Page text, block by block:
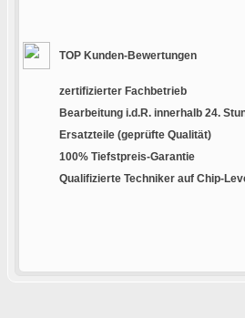
TOP Kunden-Bewertungen
zertifizierter Fachbetrieb
Bearbeitung i.d.R. innerhalb 24.
Ersatzteile (geprüfte Qualität)
100% Tiefstpreis-Garantie
Qualifizierte Techniker auf Chip-